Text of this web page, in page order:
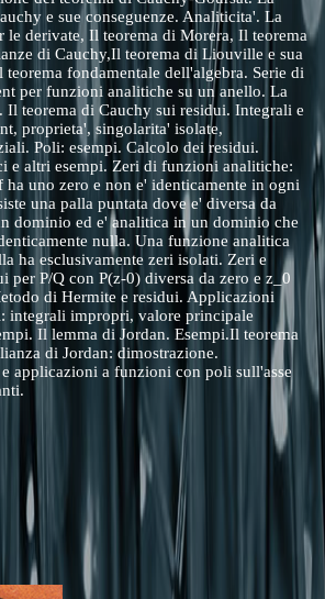
e sue conseguenze. Analiticita'. La
le derivate, Il teorema di Morera, Il teorema
di Cauchy,Il teorema di Liouville e sua
fondamentale dell'algebra. Serie di
per funzioni analitiche su un anello. La
teorema di Cauchy sui residui. Integrali e
proprieta', singolarita' isolate,
Poli: esempi. Calcolo dei residui.
e altri esempi. Zeri di funzioni analitiche:
ha uno zero e non e' identicamente in ogni
una palla puntata dove e' diversa da
dominio ed e' analitica in un dominio che
nulla. Una funzione analitica
ha esclusivamente zeri isolati. Zeri e
per P/Q con P(z-0) diversa da zero e z_0
di Hermite e residui. Applicazioni
integrali impropri, valore principale
Il lemma di Jordan. Esempi.Il teorema
di Jordan: dimostrazione.
applicazioni a funzioni con poli sull'asse